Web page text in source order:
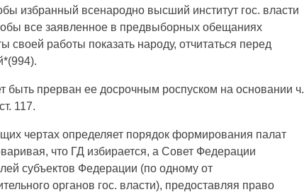
избранный всенародно высший институт гос. власти
все заявленное в предвыборных обещаниях
своей работы показать народу, отчитаться перед
быть прерван ее досрочным роспуском на основании ч.
117.
чертах определяет порядок формирования палат
что ГД избирается, а Совет Федерации
субъектов Федерации (по одному от
органов гос. власти), предоставляя право